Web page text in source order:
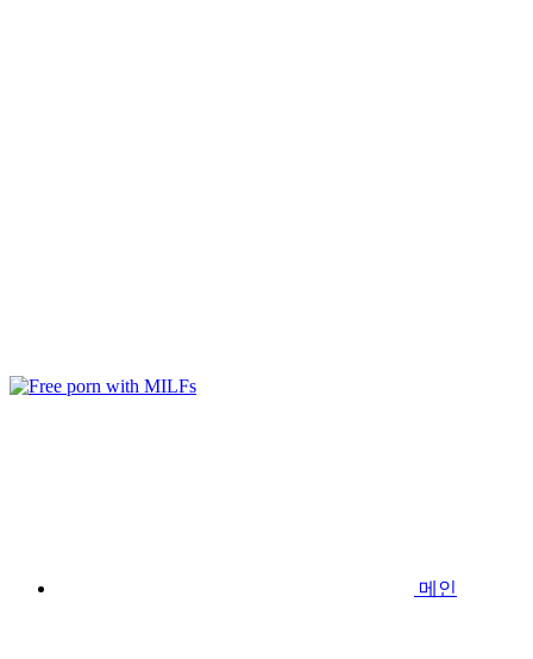
메인